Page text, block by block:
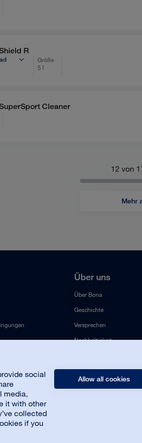
social
media,
it with other
collected
if you
Allow all cookies
R
Größe
5 l
Cleaner
12 von
Mehr
Über uns
Über Bona
Geschichte
Versprechen
Nachhaltigkeit
Presse